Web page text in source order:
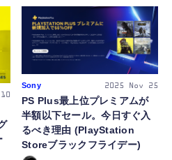
Sony 2025 Nov 25
PS Plus最上位プレミアムが
半額以下セール。今日すぐ入
るべき理由 (PlayStation
Storeブラックフライデー)